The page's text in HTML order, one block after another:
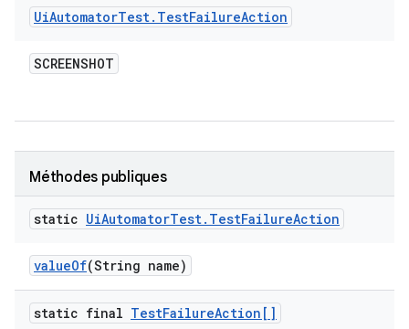
UiAutomatorTest. TestFailureAction
SCREENSHOT
Méthodes publiques
static UiAutomatorTest. TestFailureAction
valueOf(String name)
static final TestFailureAction[]